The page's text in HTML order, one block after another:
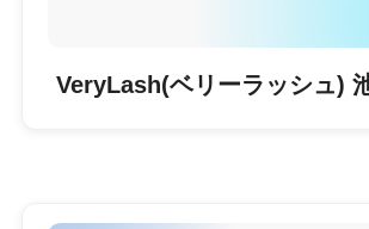
VeryLash(ベリーラッシュ)